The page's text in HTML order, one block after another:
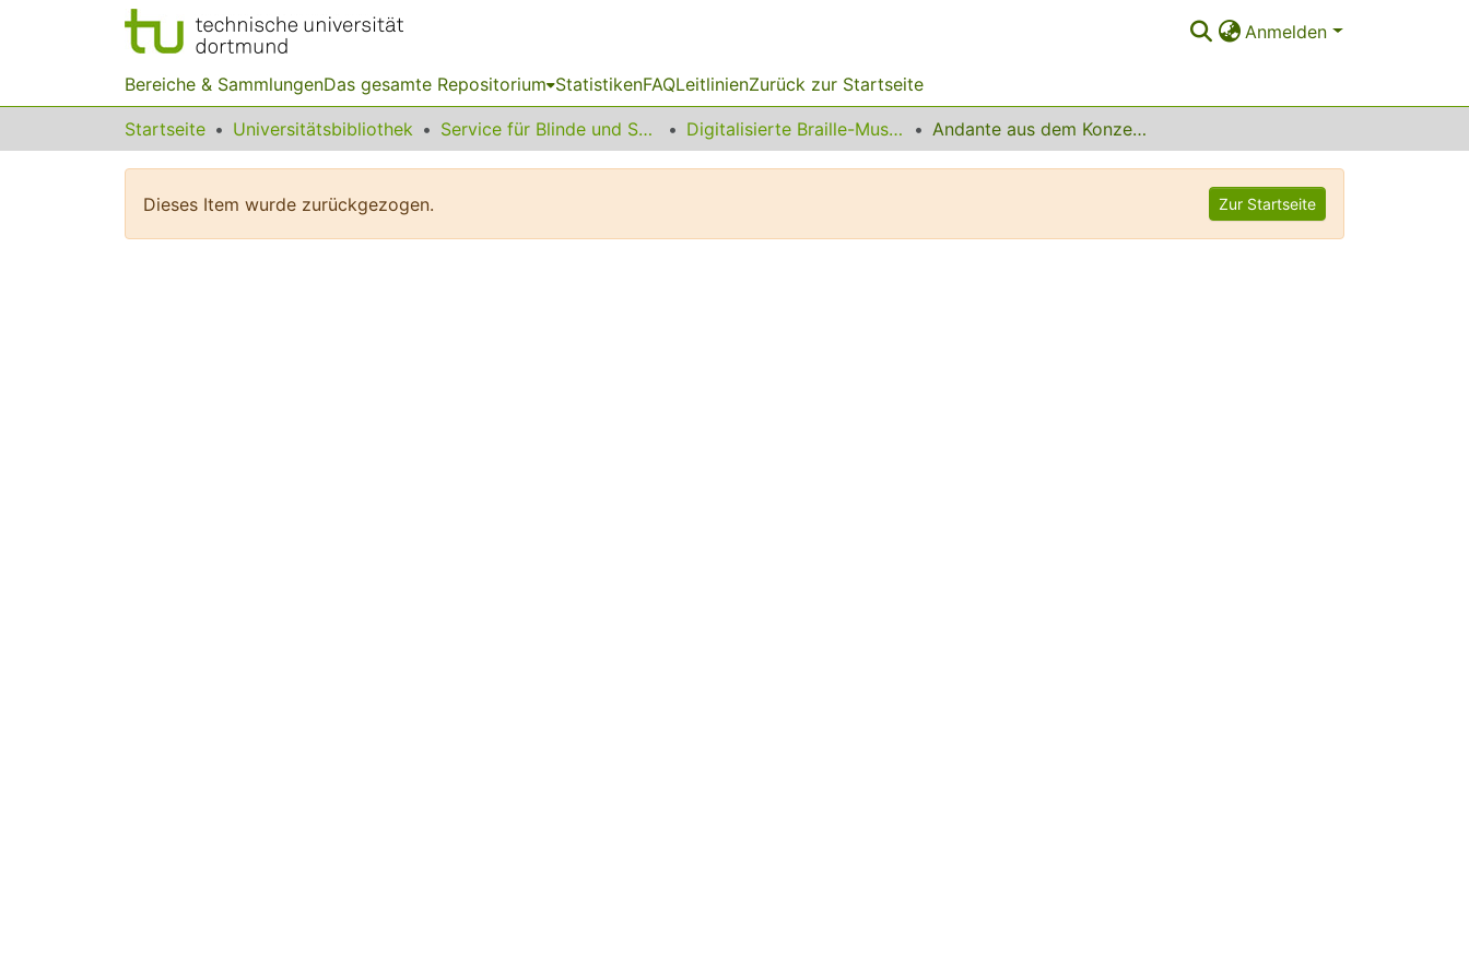
Anmelden
Bereiche & SammlungenDas gesamte Repositorium StatistikenFAQLeitlinienZurück zur Startseite
Startseite Universitätsbibliothek Service für Blinde und Sehbehinderte Digitalisierte Braille-Musik-Matrizen des VzfB Andante aus dem Konzert Nr. 1 in a-moll op. 14
Dieses Item wurde zurückgezogen. Zur Startseite